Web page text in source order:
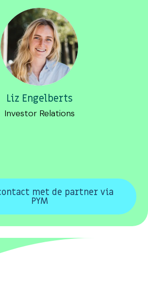
Liz Engelberts
Investor Relations
met de partner via
PYM